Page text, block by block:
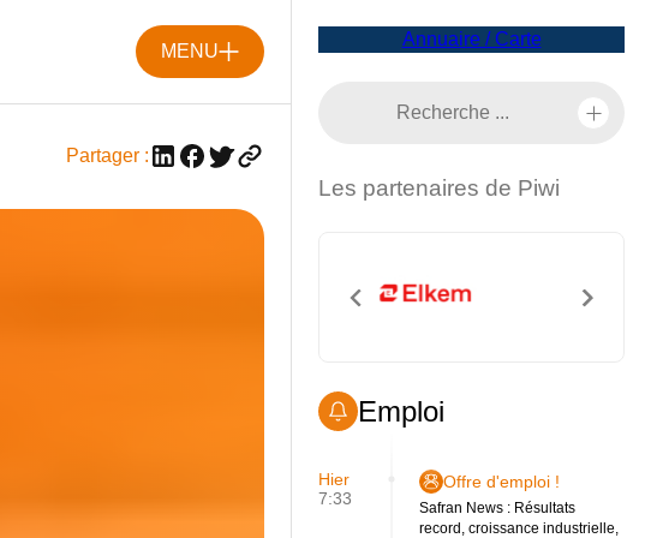
MENU
Partager :
Annuaire / Carte
Les partenaires de Piwi
Emploi
Hier
7:33
Offre d'emploi !
Safran News : Résultats
record, croissance industrielle,